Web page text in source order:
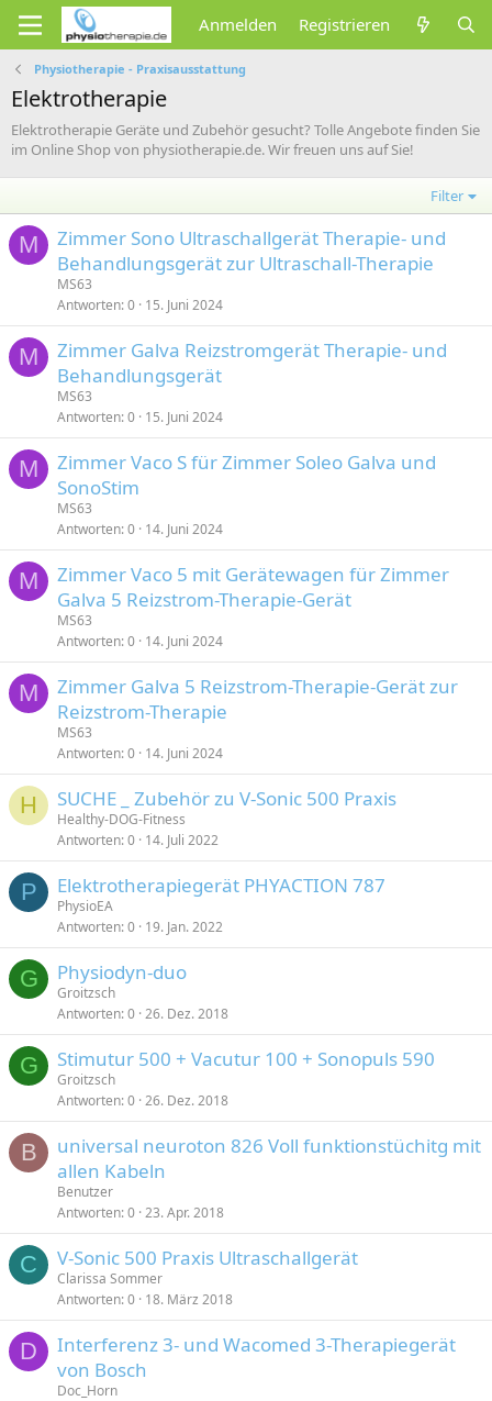
Anmelden Registrieren
Physiotherapie - Praxisausstattung
Elektrotherapie
Elektrotherapie Geräte und Zubehör gesucht? Tolle Angebote finden Sie
im Online Shop von physiotherapie.de. Wir freuen uns auf Sie!
Filter
M
Zimmer Sono Ultraschallgerät Therapie- und
Behandlungsgerät zur Ultraschall-Therapie
MS63
Antworten 0 15. Juni 2024
M
Zimmer Galva Reizstromgerät Therapie- und
Behandlungsgerät
MS63
Antworten 0 15. Juni 2024
M
Zimmer Vaco S für Zimmer Soleo Galva und
SonoStim
MS63
Antworten 0 14. Juni 2024
M
Zimmer Vaco 5 mit Gerätewagen für Zimmer
Galva 5 Reizstrom-Therapie-Gerät
MS63
Antworten 0 14. Juni 2024
M
Zimmer Galva 5 Reizstrom-Therapie-Gerät zur
Reizstrom-Therapie
MS63
Antworten 0 14. Juni 2024
H SUCHE _ Zubehör zu V-Sonic 500 Praxis
Healthy-DOG-Fitness
Antworten 0 14. Juli 2022
P Elektrotherapiegerät PHYACTION 787
PhysioEA
Antworten 0 19. Jan. 2022
G Physiodyn-duo
Groitzsch
Antworten 0 26. Dez. 2018
G Stimutur 500 + Vacutur 100 + Sonopuls 590
Groitzsch
Antworten 0 26. Dez. 2018
B
universal neuroton 826 Voll funktionstüchitg mit
allen Kabeln
Benutzer
Antworten 0 23. Apr. 2018
C V-Sonic 500 Praxis Ultraschallgerät
Clarissa Sommer
Antworten 0 18. März 2018
D
Interferenz 3- und Wacomed 3-Therapiegerät
von Bosch
Doc_Horn